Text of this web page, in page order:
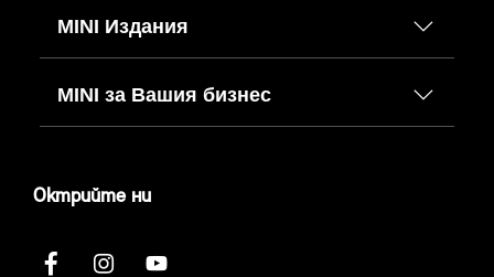
MINI Издания
MINI за Вашия бизнес
Октрийте ни